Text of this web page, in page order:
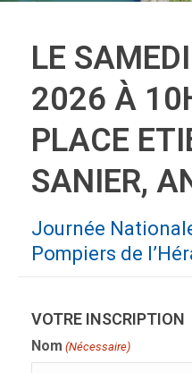
LE
2026 À
PLACE
SANIER,
Journée
Pompiers de
VOTRE INSCRIPTION
Nom (Nécessaire)